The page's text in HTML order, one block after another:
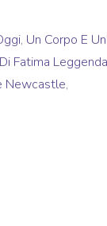
, Un Corpo E
Fatima Leggenda
Newcastle,